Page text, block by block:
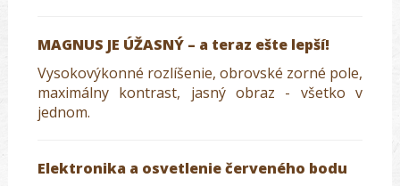
MAGNUS JE ÚŽASNÝ – a teraz ešte lepší!
Vysokovýkonné rozlíšenie, obrovské zorné pole,
maximálny kontrast, jasný obraz - všetko v
jednom.
Elektronika a osvetlenie červeného bodu